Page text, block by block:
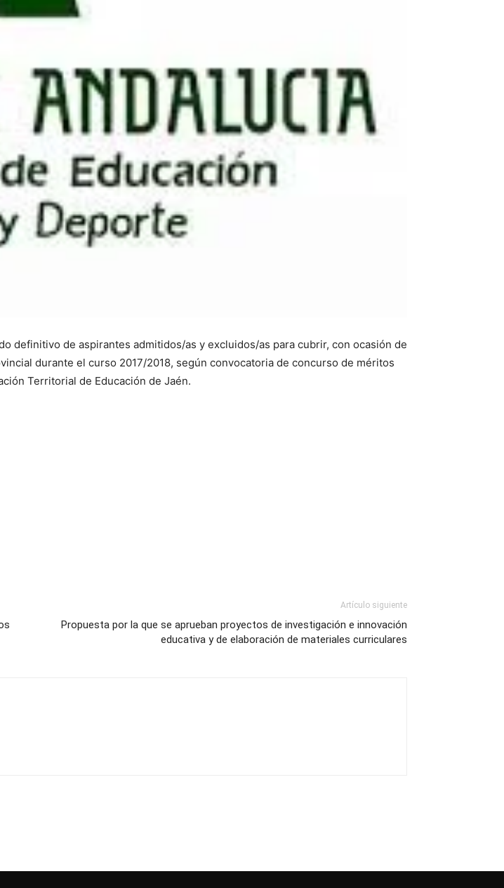
definitivo de aspirantes admitidos/as y excluidos/as para cubrir, con ocasión de
durante el curso 2017/2018, según convocatoria de concurso de méritos
Territorial de Educación de Jaén.
Artículo siguiente
Propuesta por la que se aprueban proyectos de investigación e innovación
educativa y de elaboración de materiales curriculares